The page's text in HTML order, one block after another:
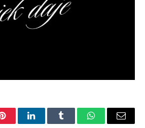
PinterestLinkedInTumblr WhatsAppEmail